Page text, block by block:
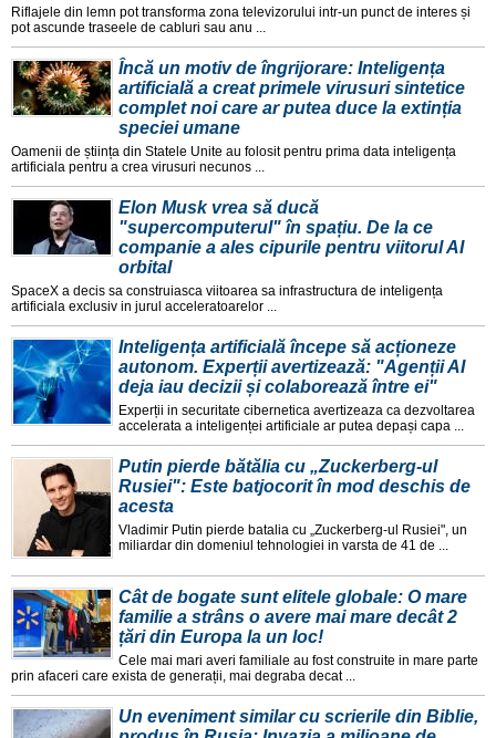
Riflajele din lemn pot transforma zona televizorului intr-un punct de interes și
pot ascunde traseele de cabluri sau anu ...
Încă un motiv de îngrijorare: Inteligența
artificială a creat primele virusuri sintetice
complet noi care ar putea duce la extinția
speciei umane
Oamenii de știința din Statele Unite au folosit pentru prima data inteligența
artificiala pentru a crea virusuri necunos ...
Elon Musk vrea să ducă
"supercomputerul" în spațiu. De la ce
companie a ales cipurile pentru viitorul AI
orbital
SpaceX a decis sa construiasca viitoarea sa infrastructura de inteligența
artificiala exclusiv in jurul acceleratoarelor ...
Inteligența artificială începe să acționeze
autonom. Experții avertizează: "Agenții AI
deja iau decizii și colaborează între ei"
Experții in securitate cibernetica avertizeaza ca dezvoltarea
accelerata a inteligenței artificiale ar putea depași capa ...
Putin pierde bătălia cu „Zuckerberg-ul
Rusiei": Este batjocorit în mod deschis de
acesta
Vladimir Putin pierde batalia cu „Zuckerberg-ul Rusiei", un
miliardar din domeniul tehnologiei in varsta de 41 de ...
Cât de bogate sunt elitele globale: O mare
familie a strâns o avere mai mare decât 2
țări din Europa la un loc!
Cele mai mari averi familiale au fost construite in mare parte
prin afaceri care exista de generații, mai degraba decat ...
Un eveniment similar cu scrierile din Biblie,